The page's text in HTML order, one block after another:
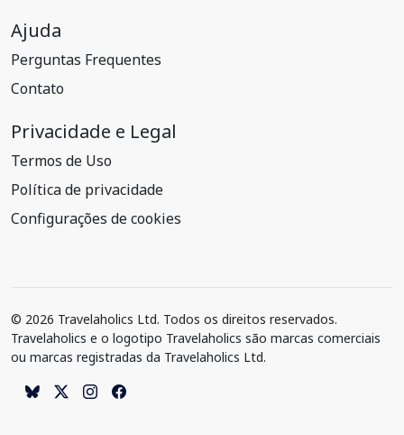
Ajuda
Perguntas Frequentes
Contato
Privacidade e Legal
Termos de Uso
Política de privacidade
Configurações de cookies
© 2026 Travelaholics Ltd. Todos os direitos reservados.
Travelaholics e o logotipo Travelaholics são marcas comerciais
ou marcas registradas da Travelaholics Ltd.